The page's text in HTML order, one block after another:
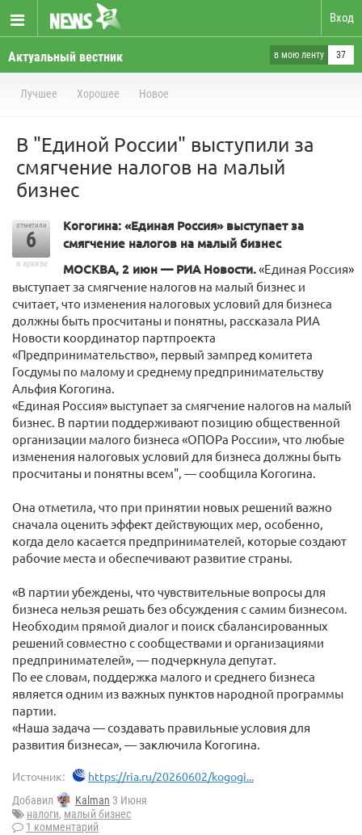
Вход
Актуальный вестник в мою ленту 37
Лучшее Хорошее Новое
В "Единой России" выступили за
смягчение налогов на малый
бизнес
отметили
6
в архиве
Когогина: «Единая Россия» выступает за
смягчение налогов на малый бизнес
МОСКВА, 2 июн — РИА Новости.«Единая Россия»
выступает за смягчение налогов на малый бизнес и
считает, что изменения налоговых условий для бизнеса
должны быть просчитаны и понятны, рассказала РИА
Новости координатор партпроекта
«Предпринимательство», первый зампред комитета
Госдумы по малому и среднему предпринимательству
Альфия Когогина.
«Единая Россия» выступает за смягчение налогов на малый
бизнес. В партии поддерживают позицию общественной
организации малого бизнеса «ОПОРа России», что любые
изменения налоговых условий для бизнеса должны быть
просчитаны и понятны всем", — сообщила Когогина.
Она отметила, что при принятии новых решений важно
сначала оценить эффект действующих мер, особенно,
когда дело касается предпринимателей, которые создают
рабочие места и обеспечивают развитие страны.
«В партии убеждены, что чувствительные вопросы для
бизнеса нельзя решать без обсуждения с самим бизнесом.
Необходим прямой диалог и поиск сбалансированных
решений совместно с сообществами и организациями
предпринимателей», — подчеркнула депутат.
По ее словам, поддержка малого и среднего бизнеса
является одним из важных пунктов народной программы
партии.
«Наша задача — создавать правильные условия для
развития бизнеса», — заключила Когогина.
Источник: https://ria.ru/20260602/kogogi...
Добавил Kalman 3 Июня
налоги, малый бизнес
1 комментарий